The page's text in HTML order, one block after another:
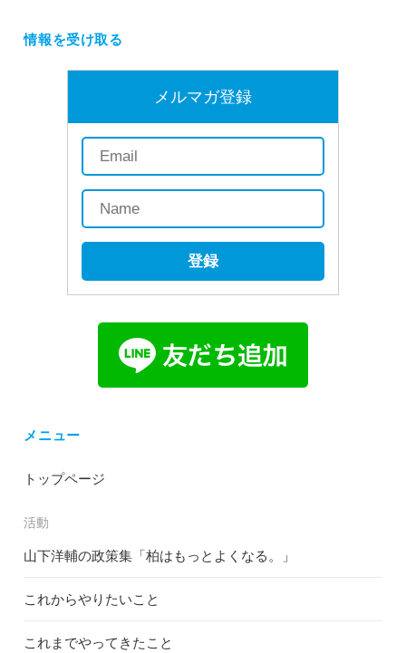
情報を受け取る
メルマガ登録
登録
メニュー
トップページ
活動
山下洋輔の政策集「柏はもっとよくなる。」
これからやりたいこと
これまでやってきたこと